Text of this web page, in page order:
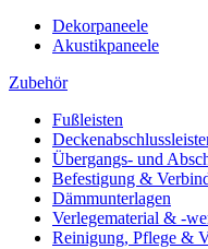
Dekorpaneele
Akustikpaneele
Zubehör
Fußleisten
Übergangs- und
Befestigung &
Dämmunterlagen
Verlegematerial & -
Reinigung, Pflege &